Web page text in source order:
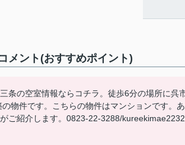
メント(おすすめポイント)
条の空室情報ならコチラ。徒歩6分の場所に呉
物件です。こちらの物件はマンションです。
ご紹介します。0823-22-3288/